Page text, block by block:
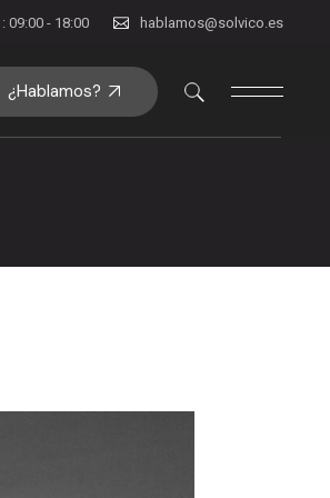
09:00 - 18:00 hablamos@solvico.es
¿Hablamos?